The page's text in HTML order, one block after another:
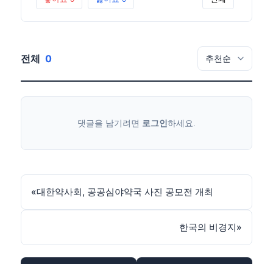
전체 0
댓글을 남기려면 로그인하세요.
«대한약사회, 공공심야약국 사진 공모전 개최
한국의 비경지»